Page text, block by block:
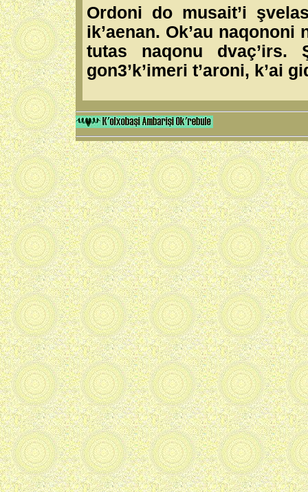
Ordoni do musait’i
ik’aenan. Ok’au
tutas naqonu dvaç’irs.
gon3’k’imeri t’aroni, k’ai